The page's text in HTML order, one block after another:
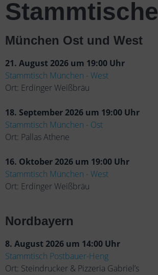
Stammtische
München Ost und West
21. August 2026 um 19:00 Uhr
Stammtisch München - West
Ort: Erdinger Weißbräu
18. September 2026 um 19:00 Uhr
Stammtisch München - Ost
Ort: Pallas Athene
16. Oktober 2026 um 19:00 Uhr
Stammtisch München - West
Ort: Erdinger Weißbräu
Nordbayern
8. August 2026 um 14:00 Uhr
Stammtisch Postbauer-Heng
Ort: Steindrucker & Pizzeria Gabriel’s